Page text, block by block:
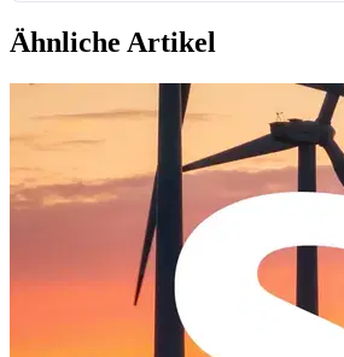
Ähnliche Artikel